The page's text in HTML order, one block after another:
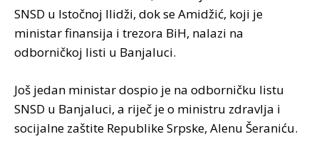
SNSD u Istočnoj Ilidži, dok se Amidžić, koji je
ministar finansija i trezora BiH, nalazi na
odborničkoj listi u Banjaluci.
Još jedan ministar dospio je na odborničku listu
SNSD u Banjaluci, a riječ je o ministru zdravlja i
socijalne zaštite Republike Srpske, Alenu Šeraniću.